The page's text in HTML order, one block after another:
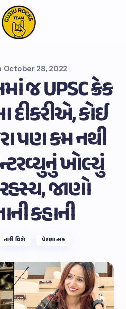
October 28, 2022
જ UPSC ક્રેક
દીકરીએ, કોઈ
પણ કમ નથી
ખોલ્યું
જાણો
કહાની
નારી વિશે પ્રેરણાત્મક